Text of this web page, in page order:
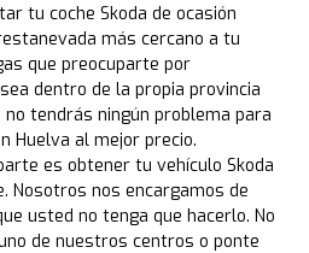
tu coche Skoda de ocasión
más cercano a tu
que preocuparte por
dentro de la propia provincia
tendrás ningún problema para
Huelva al mejor precio.
es obtener tu vehículo Skoda
Nosotros nos encargamos de
usted no tenga que hacerlo. No
de nuestros centros o ponte